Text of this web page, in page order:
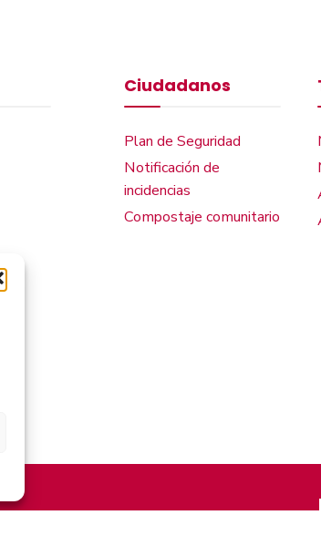
Ciudadanos
Plan de Seguridad
Notificación de
incidencias
Compostaje comunitario